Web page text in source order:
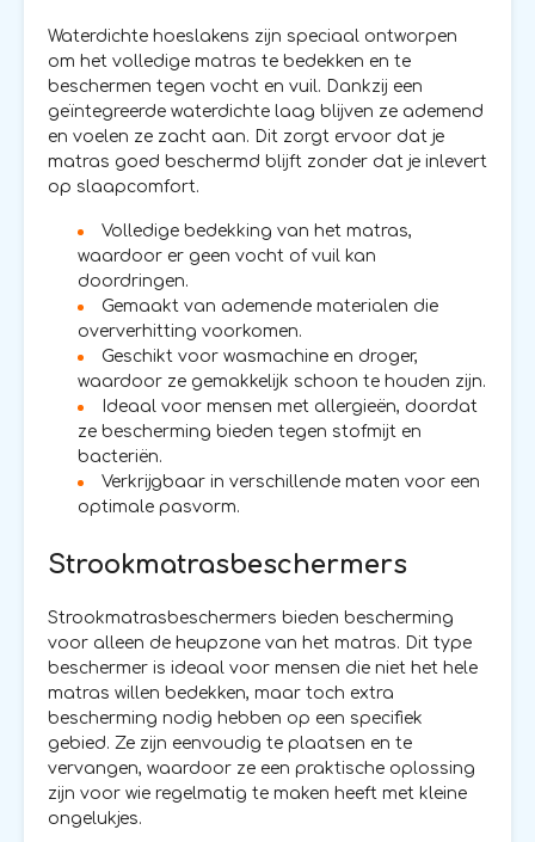
Waterdichte hoeslakens zijn speciaal ontworpen
om het volledige matras te bedekken en te
beschermen tegen vocht en vuil. Dankzij een
geïntegreerde waterdichte laag blijven ze ademend
en voelen ze zacht aan. Dit zorgt ervoor dat je
matras goed beschermd blijft zonder dat je inlevert
op slaapcomfort.
Volledige bedekking van het matras,
waardoor er geen vocht of vuil kan
doordringen.
Gemaakt van ademende materialen die
oververhitting voorkomen.
Geschikt voor wasmachine en droger,
waardoor ze gemakkelijk schoon te houden zijn.
Ideaal voor mensen met allergieën, doordat
ze bescherming bieden tegen stofmijt en
bacteriën.
Verkrijgbaar in verschillende maten voor een
optimale pasvorm.
Strookmatrasbeschermers
Strookmatrasbeschermers bieden bescherming
voor alleen de heupzone van het matras. Dit type
beschermer is ideaal voor mensen die niet het hele
matras willen bedekken, maar toch extra
bescherming nodig hebben op een specifiek
gebied. Ze zijn eenvoudig te plaatsen en te
vervangen, waardoor ze een praktische oplossing
zijn voor wie regelmatig te maken heeft met kleine
ongelukjes.